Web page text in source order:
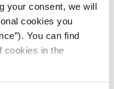
your consent, we will
cookies you
You can find
cookies in the
και τα
να δηλώνει λίγη
Ότι
μέσα δηλώνει το
ποσοστό του
δεν ξέρει/δεν